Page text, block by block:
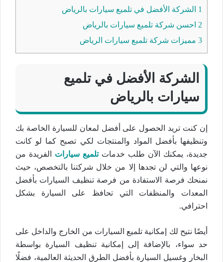
1 الشركة الأفضل في تلميع سيارات بالرياض
2 احسن شركة تلميع سيارات بالرياض
3 مميزات شركة تلميع سيارات الرياض
الشركة الأفضل في تلميع
سيارات بالرياض
إن كنت تريد الحصول على أفضل لمعان للسيارة الخاصة بك
وتنظيفها بأفضل المواد والمنتجات لكي تصبح كما لو كانت
جديدة، يمكنك الآن طلب خدماتتلميع سيارات
الفريدة من
نوعها والتي لن تجدها إلا من خلال شركتنا بالتخصص، حيث
نمنحك فرصة الاستفادة من فرصة تنظيف السيارات بأفضل
المعدات والمنظفات التي تحافظ على السيارة بشكل
احترافي.
أيضًا نتيح لك إمكانية تلميع السيارات من الخارج والداخل على
حد سواء، بالإضافة إلى إمكانية تنظيف السيارة بواسطة
البخار وغسيل السيارة بأفضل الطرق الحديثة العالمية، فضلًا